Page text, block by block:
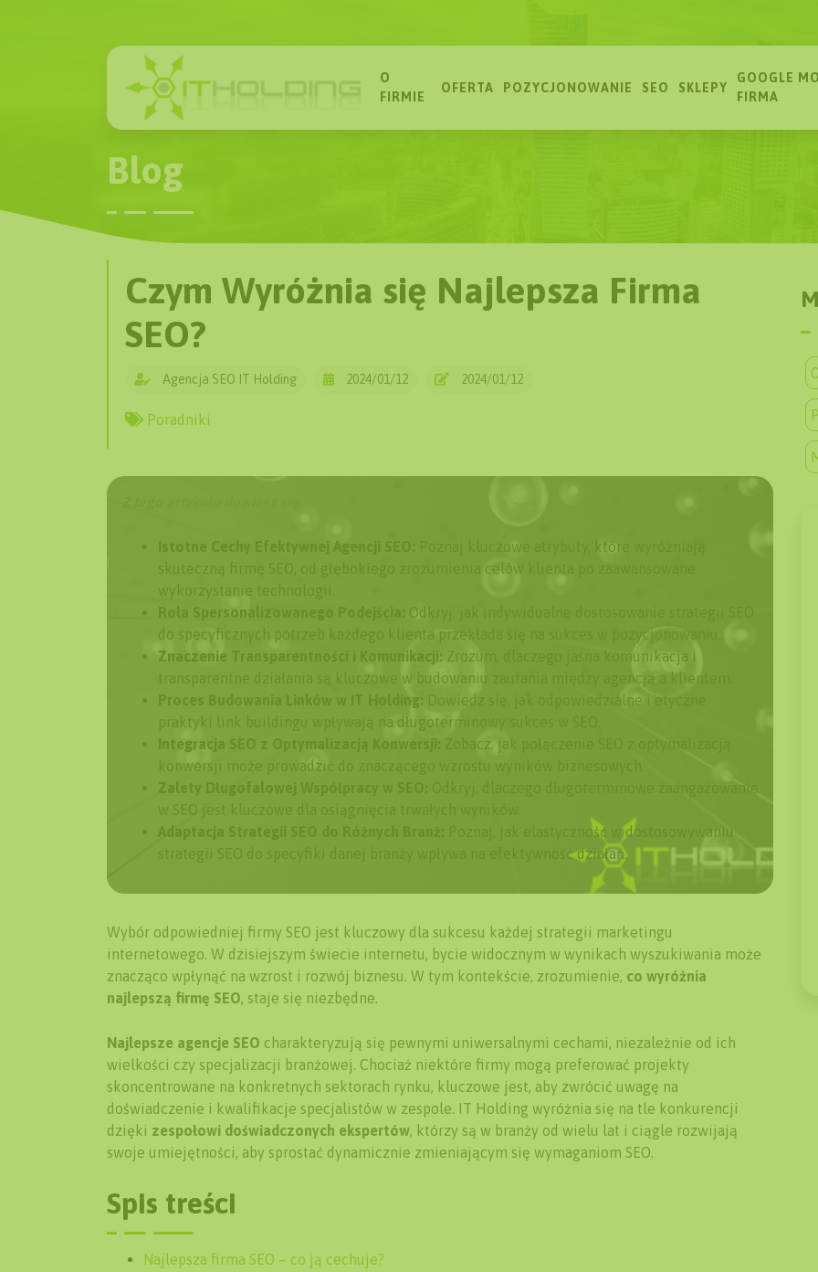
O
FIRMIE
OFERTA POZYCJONOWANIE SEO SKLEPY
GOOGLE
FIRMA
Blog
Czym Wyróżnia się Najlepsza Firma
SEO?
Agencja SEO IT Holding 2024/01/12 2024/01/12
Poradniki
Istotne Cechy Efektywnej Agencji SEO:
Poznaj kluczowe atrybuty, które wyróżniają
skuteczną firmę SEO, od głębokiego zrozumienia celów klienta po zaawansowane
wykorzystanie technologii.
Rola Spersonalizowanego Podejścia:
Odkryj, jak indywidualne dostosowanie strategii SEO
do specyficznych potrzeb każdego klienta przekłada się na sukces w pozycjonowaniu.
Znaczenie Transparentności i Komunikacji: Zrozum, dlaczego jasna komunikacja i
transparentne działania są kluczowe w budowaniu zaufania między agencją a klientem.
Proces Budowania Linków w IT Holding:
Dowiedz się, jak odpowiedzialne i etyczne
praktyki link buildingu wpływają na długoterminowy sukces w SEO.
Integracja SEO z Optymalizacją Konwersji:
Zobacz, jak połączenie SEO z optymalizacją
konwersji może prowadzić do znaczącego wzrostu wyników biznesowych.
Zalety Długofalowej Współpracy w SEO:
Odkryj, dlaczego długoterminowe zaangażowanie
w SEO jest kluczowe dla osiągnięcia trwałych wyników.
Adaptacja Strategii SEO do Różnych Branż:
Poznaj, jak elastyczność w dostosowywaniu
strategii SEO do specyfiki danej branży wpływa na efektywność działań.
Wybór odpowiedniej firmy SEO jest kluczowy dla sukcesu każdej strategii marketingu
internetowego. W dzisiejszym świecie internetu, bycie widocznym w wynikach wyszukiwania może
znacząco wpłynąć na wzrost i rozwój biznesu. W tym kontekście, zrozumienie, co wyróżnia
najlepszą firmę SEO, staje się niezbędne.
Najlepsze agencje SEO charakteryzują się pewnymi uniwersalnymi cechami, niezależnie od ich
wielkości czy specjalizacji branżowej. Chociaż niektóre firmy mogą preferować projekty
skoncentrowane na konkretnych sektorach rynku, kluczowe jest, aby zwrócić uwagę na
doświadczenie i kwalifikacje specjalistów w zespole. IT Holding wyróżnia się na tle konkurencji
dzięki zespołowi doświadczonych ekspertów, którzy są w branży od wielu lat i ciągle rozwijają
swoje umiejętności, aby sprostać dynamicznie zmieniającym się wymaganiom SEO.
Spis treści
Najlepsza firma SEO – co ją cechuje?